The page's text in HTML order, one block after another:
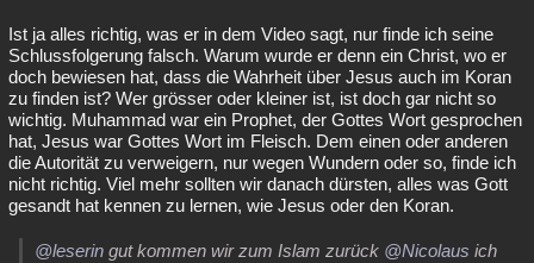
Ist ja alles richtig, was er in dem Video sagt, nur finde ich seine
Schlussfolgerung falsch. Warum wurde er denn ein Christ, wo er
doch bewiesen hat, dass die Wahrheit über Jesus auch im Koran
zu finden ist? Wer grösser oder kleiner ist, ist doch gar nicht so
wichtig. Muhammad war ein Prophet, der Gottes Wort gesprochen
hat, Jesus war Gottes Wort im Fleisch. Dem einen oder anderen
die Autorität zu verweigern, nur wegen Wundern oder so, finde ich
nicht richtig. Viel mehr sollten wir danach dürsten, alles was Gott
gesandt hat kennen zu lernen, wie Jesus oder den Koran.
@leserin gut kommen wir zum Islam zurück @Nicolaus ich